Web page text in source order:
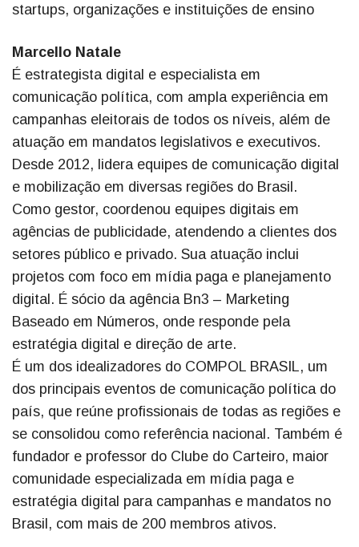
startups, organizações e instituições de ensino
Marcello Natale
É estrategista digital e especialista em
comunicação política, com ampla experiência em
campanhas eleitorais de todos os níveis, além de
atuação em mandatos legislativos e executivos.
Desde 2012, lidera equipes de comunicação digital
e mobilização em diversas regiões do Brasil.
Como gestor, coordenou equipes digitais em
agências de publicidade, atendendo a clientes dos
setores público e privado. Sua atuação inclui
projetos com foco em mídia paga e planejamento
digital. É sócio da agência Bn3 – Marketing
Baseado em Números, onde responde pela
estratégia digital e direção de arte.
É um dos idealizadores do COMPOL BRASIL, um
dos principais eventos de comunicação política do
país, que reúne profissionais de todas as regiões e
se consolidou como referência nacional. Também é
fundador e professor do Clube do Carteiro, maior
comunidade especializada em mídia paga e
estratégia digital para campanhas e mandatos no
Brasil, com mais de 200 membros ativos.